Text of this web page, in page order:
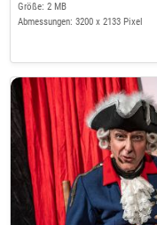
Größe: 2 MB
Abmessungen: 3200 x 2133 Pixel